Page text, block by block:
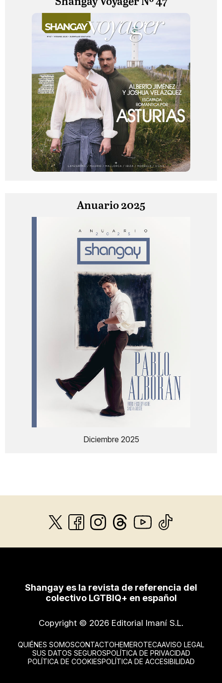
Anuario 2025
Diciembre 2025
Shangay es la revista de referencia del
colectivo LGTBIQ+ en español
Copyright © 2026 Editorial Imaní S.L.
QUIÉNES SOMOSCONTACTOHEMEROTECAAVISO LEGAL
SUS DATOS SEGUROSPOLÍTICA DE PRIVACIDAD
POLÍTICA DE COOKIESPOLÍTICA DE ACCESIBILIDAD